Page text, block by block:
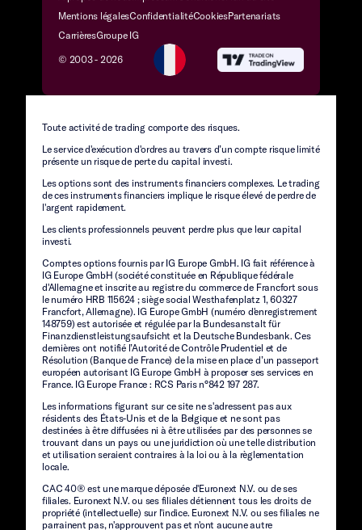
Mentions légalesConfidentialitéCookiesPartenariats
CarrièresGroupe IG
© 2003 - 2026
Toute activité de trading comporte des risques.
Le service d'exécution d'ordres au travers d’un compte risque limité
présente un risque de perte du capital investi.
Les options sont des instruments financiers complexes. Le trading
de ces instruments financiers implique le risque élevé de perdre de
l'argent rapidement.
Les clients professionnels peuvent perdre plus que leur capital
investi.
Comptes options fournis par IG Europe GmbH. IG fait référence à
IG Europe GmbH (société constituée en République fédérale
d'Allemagne et inscrite au registre du commerce de Francfort sous
le numéro HRB 115624 ; siège social Westhafenplatz 1, 60327
Francfort, Allemagne). IG Europe GmbH (numéro d'enregistrement
148759) est autorisée et régulée par la Bundesanstalt für
Finanzdienstleistungsaufsicht et la Deutsche Bundesbank. Ces
dernières ont notifié l’Autorité de Contrôle Prudentiel et de
Résolution (Banque de France) de la mise en place d’un passeport
européen autorisant IG Europe GmbH à proposer ses services en
France. IG Europe France : RCS Paris n°842 197 287.
Les informations figurant sur ce site ne s'adressent pas aux
résidents des États-Unis et de la Belgique et ne sont pas
destinées à être diffusées ni à être utilisées par des personnes se
trouvant dans un pays ou une juridiction où une telle distribution
et utilisation seraient contraires à la loi ou à la règlementation
locale.
CAC 40® est une marque déposée d'Euronext N.V. ou de ses
filiales. Euronext N.V. ou ses filiales détiennent tous les droits de
propriété (intellectuelle) sur l'indice. Euronext N.V. ou ses filiales ne
parrainent pas, n'approuvent pas et n'ont aucune autre